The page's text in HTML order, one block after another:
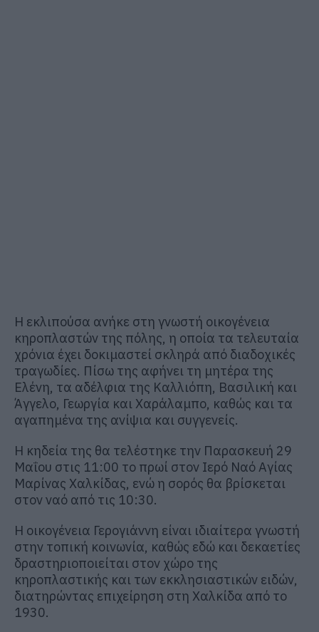
Η εκλιπούσα ανήκε στη γνωστή οικογένεια
κηροπλαστών της πόλης, η οποία τα τελευταία
χρόνια έχει δοκιμαστεί σκληρά από διαδοχικές
τραγωδίες. Πίσω της αφήνει τη μητέρα της
Ελένη, τα αδέλφια της Καλλιόπη, Βασιλική και
Άγγελο, Γεωργία και Χαράλαμπο, καθώς και τα
αγαπημένα της ανίψια και συγγενείς.
Η κηδεία της θα τελέστηκε την Παρασκευή 29
Μαΐου στις 11:00 το πρωί στον Ιερό Ναό Αγίας
Μαρίνας Χαλκίδας, ενώ η σορός θα βρίσκεται
στον ναό από τις 10:30.
Η οικογένεια Γερογιάννη είναι ιδιαίτερα γνωστή
στην τοπική κοινωνία, καθώς εδώ και δεκαετίες
δραστηριοποιείται στον χώρο της
κηροπλαστικής και των εκκλησιαστικών ειδών,
διατηρώντας επιχείρηση στη Χαλκίδα από το
1930.